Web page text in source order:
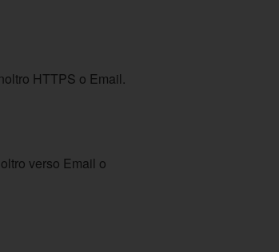
HTTPS o Email.
verso Email o